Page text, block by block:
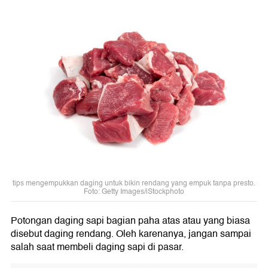
tips mengempukkan daging untuk bikin rendang yang empuk tanpa presto.
Foto: Getty Images/iStockphoto
Potongan daging sapi bagian paha atas atau yang biasa
disebut daging rendang. Oleh karenanya, jangan sampai
salah saat membeli daging sapi di pasar.